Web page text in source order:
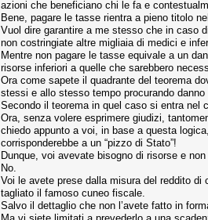
azioni che beneficiano chi le fa e
Bene, pagare le tasse rientra a pieno titolo
Vuol dire garantire a me stesso che in caso
non costringiate altre migliaia di medici e
Mentre non pagare le tasse equivale a un
risorse inferiori a quelle che sarebbero
Ora come sapete il quadrante del teorema
stessi e allo stesso tempo procurando danno
Secondo il teorema in quel caso si entra nel
Ora, senza volere esprimere giudizi,
chiedo appunto a voi, in base a questa
corrisponderebbe a un “pizzo di Stato”!
Dunque, voi avevate bisogno di risorse e
No.
Voi le avete prese dalla misura del reddito
tagliato il famoso cuneo fiscale.
Salvo il dettaglio che non l’avete fatto in